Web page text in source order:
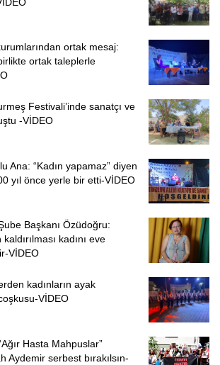
ortak mesaj:
ortak taleplerle
Festivali’inde sanatçı ve
-VİDEO
Ana: “Kadın yapamaz” diyen
yıl önce yerle bir etti-VİDEO
Başkanı Özüdoğru:
kadını eve
VİDEO
kadınların ayak
VİDEO
Hasta Mahpuslar”
Aydemir serbest bırakılsın-